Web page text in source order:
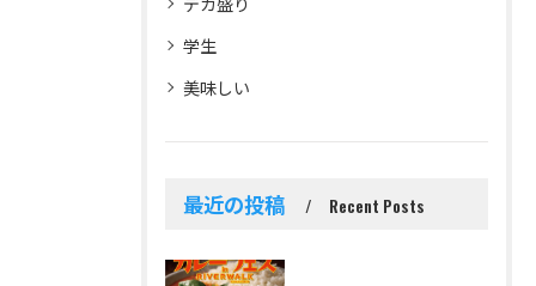
学生
美味しい
最近の投稿 Recent Posts